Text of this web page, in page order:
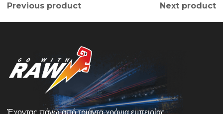
Previous product Next product